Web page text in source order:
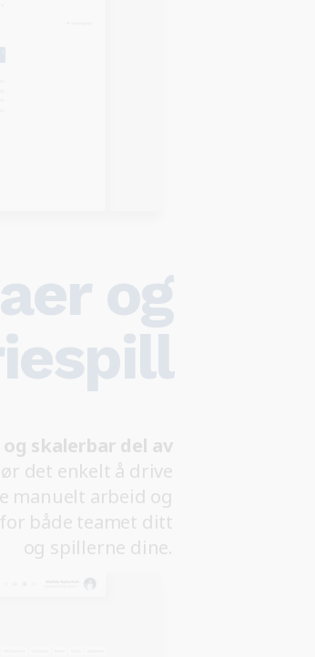
og
skalerbar del av
det enkelt å drive
manuelt arbeid og
både teamet ditt
og spillerne dine.